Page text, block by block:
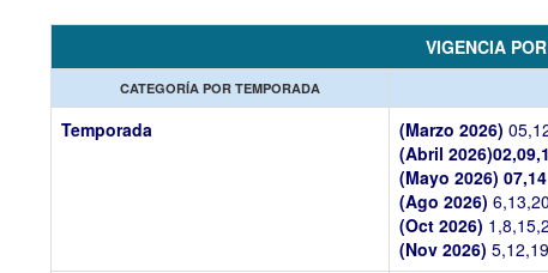
VIGENCIA
CATEGORÍA POR TEMPORADA
Temporada (Marzo 2026)
(Abril
(Mayo 2026) 07,14
(Ago 2026) 6,13,20
(Oct 2026)
(Nov 2026) 5,12,19